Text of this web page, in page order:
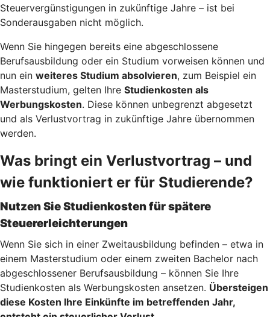
Steuervergünstigungen in zukünftige Jahre – ist bei
Sonderausgaben nicht möglich.
Wenn Sie hingegen bereits eine abgeschlossene
Berufsausbildung oder ein Studium vorweisen können und
nun ein weiteres Studium absolvieren, zum Beispiel ein
Masterstudium, gelten Ihre Studienkosten als
Werbungskosten. Diese können unbegrenzt abgesetzt
und als Verlustvortrag in zukünftige Jahre übernommen
werden.
Was bringt ein Verlustvortrag – und
wie funktioniert er für Studierende?
Nutzen Sie Studienkosten für spätere
Steuererleichterungen
Wenn Sie sich in einer Zweitausbildung befinden – etwa in
einem Masterstudium oder einem zweiten Bachelor nach
abgeschlossener Berufsausbildung – können Sie Ihre
Studienkosten als Werbungskosten ansetzen. Übersteigen
diese Kosten Ihre Einkünfte im betreffenden Jahr,